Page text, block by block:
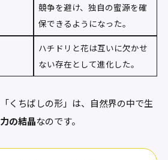
競争を避け、独自の蜜源を確
保できるようになった。
ハチドリと花は互いに欠かせ
ない存在として進化した。
くちばしの形」は、自然界の中で生
の結晶なのです。